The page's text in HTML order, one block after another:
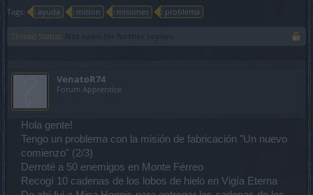
Tags: ayuda mision misiones problema
Thread Status:
VenatoR74
Forum Apprentice
Hola gente!
Tengo un problema con la misión de fabricación "Un nuevo
comienzo" (2/3)
Derroté a 50 enemigos en Monte Férreo
Recogí 10 cadenas de los lobos de hielo en Vigía Eterna